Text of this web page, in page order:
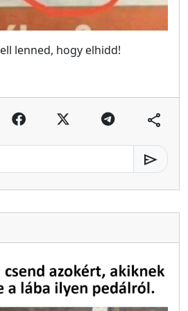
lenned, hogy elhidd!
share
send